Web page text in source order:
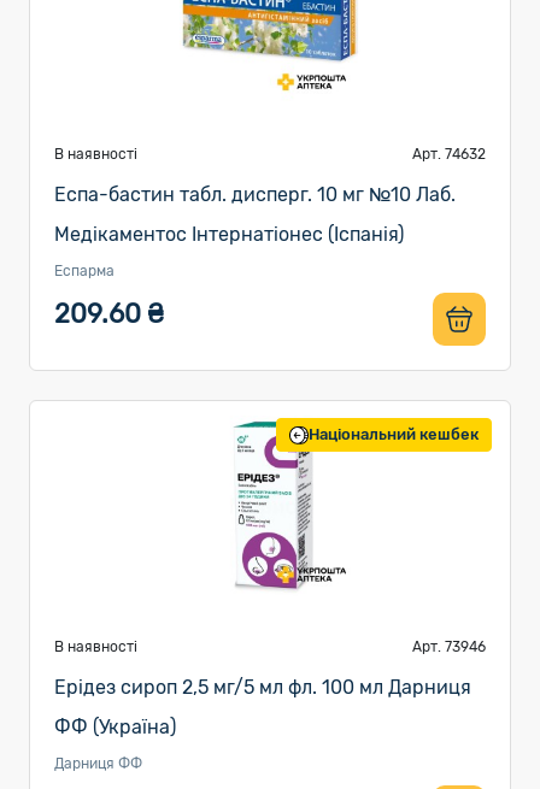
В наявності Арт. 74632
Еспа-бастин табл. дисперг. 10 мг №10 Лаб.
Медікаментос Інтернатіонес (Іспанія)
Еспарма
209.60 ₴
Національний кешбек
В наявності Арт. 73946
Ерідез сироп 2,5 мг/5 мл фл. 100 мл Дарниця
ФФ (Україна)
Дарниця ФФ